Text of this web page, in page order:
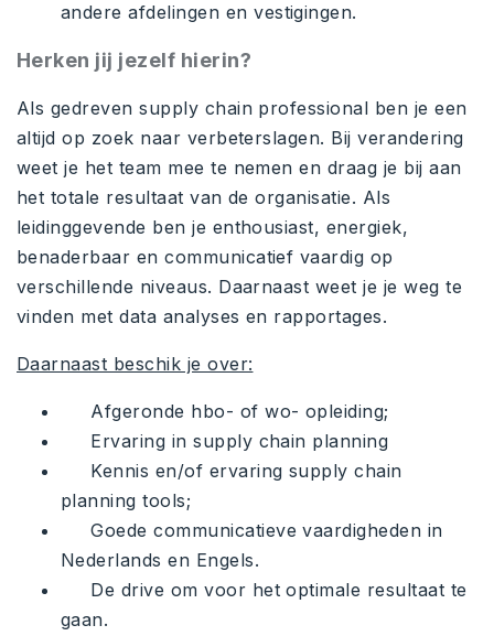
andere afdelingen en vestigingen.
Herken jij jezelf hierin?
Als gedreven supply chain professional ben je een
altijd op zoek naar verbeterslagen. Bij verandering
weet je het team mee te nemen en draag je bij aan
het totale resultaat van de organisatie. Als
leidinggevende ben je enthousiast, energiek,
benaderbaar en communicatief vaardig op
verschillende niveaus. Daarnaast weet je je weg te
vinden met data analyses en rapportages.
Daarnaast beschik je over:
Afgeronde hbo- of wo- opleiding;
Ervaring in supply chain planning
Kennis en/of ervaring supply chain
planning tools;
Goede communicatieve vaardigheden in
Nederlands en Engels.
De drive om voor het optimale resultaat te
gaan.